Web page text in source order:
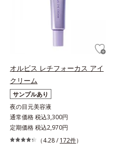
オルビス レチフォーカス アイ
クリーム
サンプルあり
夜の目元美容液
通常価格 税込3,300円
定期価格 税込2,970円
（4.28 / 172件）